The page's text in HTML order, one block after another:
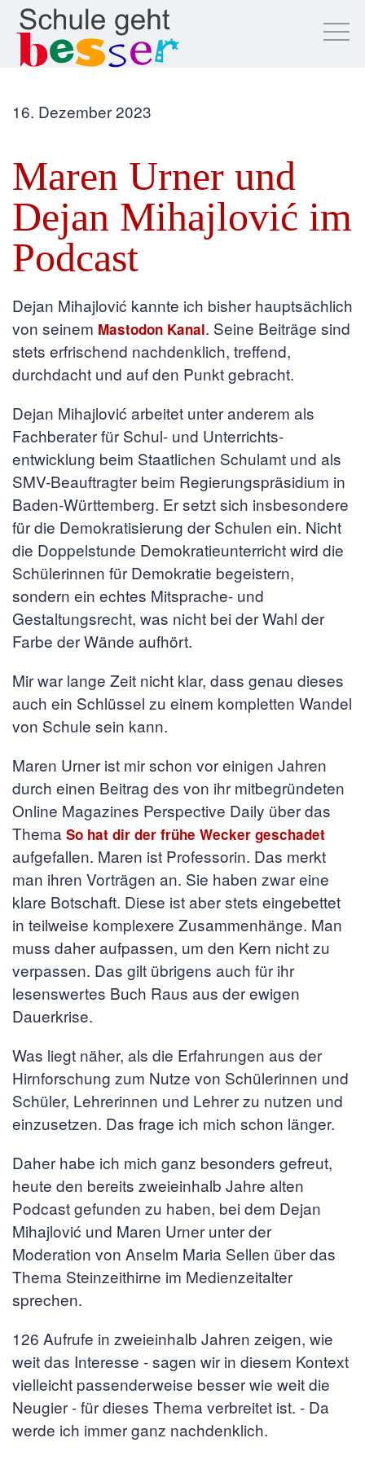
16. Dezember 2023
Maren Urner und
Dejan Mihajlović im
Podcast
Dejan Mihajlović kannte ich bisher hauptsächlich
von seinem Mastodon Kanal. Seine Beiträge sind
stets erfrischend nachdenklich, treffend,
durchdacht und auf den Punkt gebracht.
Dejan Mihajlović arbeitet unter anderem als
Fachberater für Schul- und Unterrichts­
entwicklung beim Staatlichen Schulamt und als
SMV-Beauftragter beim Regierungspräsidium in
Baden-Württemberg. Er setzt sich insbesondere
für die Demokratisierung der Schulen ein. Nicht
die Doppelstunde Demokratieunterricht wird die
Schülerinnen für Demokratie begeistern,
sondern ein echtes Mitsprache- und
Gestaltungsrecht, was nicht bei der Wahl der
Farbe der Wände aufhört.
Mir war lange Zeit nicht klar, dass genau dieses
auch ein Schlüssel zu einem kompletten Wandel
von Schule sein kann.
Maren Urner ist mir schon vor einigen Jahren
durch einen Beitrag des von ihr mitbegründeten
Online Magazines Perspective Daily über das
Thema So hat dir der frühe Wecker geschadet
aufgefallen. Maren ist Professorin. Das merkt
man ihren Vorträgen an. Sie haben zwar eine
klare Botschaft. Diese ist aber stets eingebettet
in teilweise komplexere Zusammenhänge. Man
muss daher aufpassen, um den Kern nicht zu
verpassen. Das gilt übrigens auch für ihr
lesenswertes Buch Raus aus der ewigen
Dauerkrise.
Was liegt näher, als die Erfahrungen aus der
Hirnforschung zum Nutze von Schülerinnen und
Schüler, Lehrerinnen und Lehrer zu nutzen und
einzusetzen. Das frage ich mich schon länger.
Daher habe ich mich ganz besonders gefreut,
heute den bereits zweieinhalb Jahre alten
Podcast gefunden zu haben, bei dem Dejan
Mihajlović und Maren Urner unter der
Moderation von Anselm Maria Sellen über das
Thema Steinzeithirne im Medienzeitalter
sprechen.
126 Aufrufe in zweieinhalb Jahren zeigen, wie
weit das Interesse - sagen wir in diesem Kontext
vielleicht passenderweise besser wie weit die
Neugier - für dieses Thema verbreitet ist. - Da
werde ich immer ganz nachdenklich.